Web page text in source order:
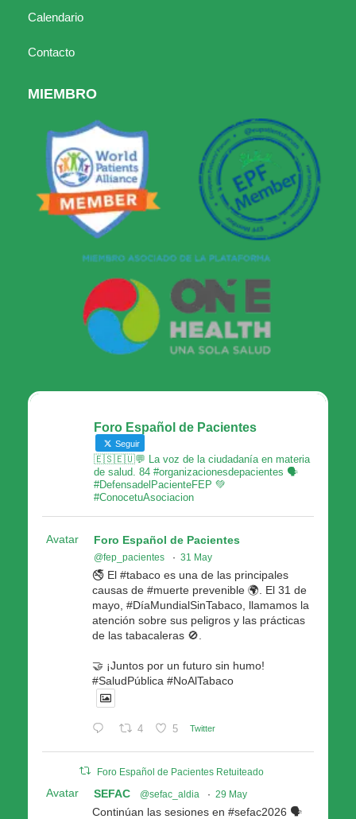
Calendario
Contacto
MIEMBRO
Foro Español de Pacientes
Seguir
🇪🇸🇪🇺💬 La voz de la ciudadanía en materia
de salud. 84 #organizacionesdepacientes 🗣
#DefensadelPacienteFEP 💚
#ConocetuAsociacion
Avatar Foro Español de Pacientes
@fep_pacientes · 31 May
🚭 El #tabaco es una de las principales
causas de #muerte prevenible 🌍. El 31 de
mayo, #DíaMundialSinTabaco, llamamos la
atención sobre sus peligros y las prácticas
de las tabacaleras 🚫.
🤝 ¡Juntos por un futuro sin humo!
#SaludPública #NoAlTabaco
4 5 Twitter
Foro Español de Pacientes Retuiteado
Avatar SEFAC @sefac_aldia · 29 May
Continúan las sesiones en #sefac2026 🗣️